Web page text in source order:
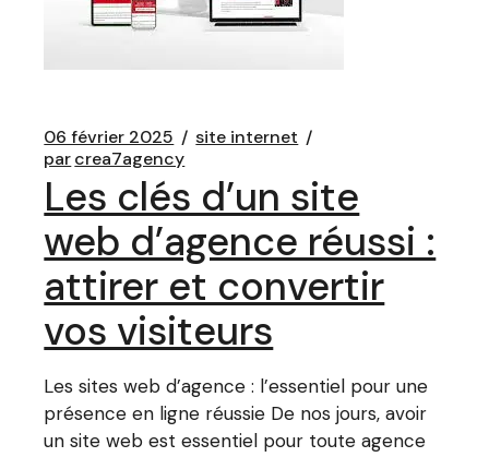
06 février 2025
site internet
parcrea7agency
Les clés d’un site
web d’agence réussi :
attirer et convertir
vos visiteurs
Les sites web d’agence : l’essentiel pour une
présence en ligne réussie De nos jours, avoir
un site web est essentiel pour toute agence